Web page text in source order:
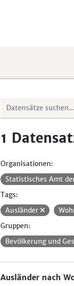
1
Organisationen:
Statistisches Amt
Tags:
Ausländer
Gruppen:
Bevölkerung und
Ausländer nach